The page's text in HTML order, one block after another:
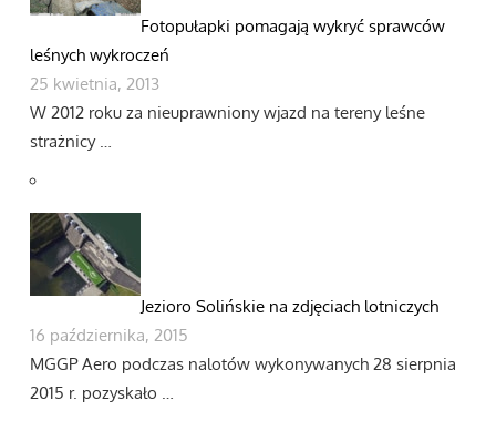
Fotopułapki pomagają wykryć sprawców
leśnych wykroczeń
25 kwietnia, 2013
W 2012 roku za nieuprawniony wjazd na tereny leśne
strażnicy …
Jezioro Solińskie na zdjęciach lotniczych
16 października, 2015
MGGP Aero podczas nalotów wykonywanych 28 sierpnia
2015 r. pozyskało …